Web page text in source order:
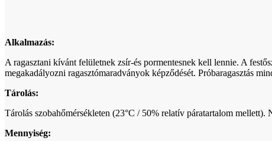
Alkalmazás:
A ragasztani kívánt felületnek zsír-és pormentesnek kell lennie. A
megakadályozni ragasztómaradványok képződését. Próbaragasztás
Tárolás:
Tárolás szobahőmérsékleten (23°C / 50% relatív páratartalom
Mennyiség: